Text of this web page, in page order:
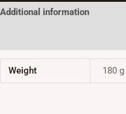
Additional information
Weight 180 g